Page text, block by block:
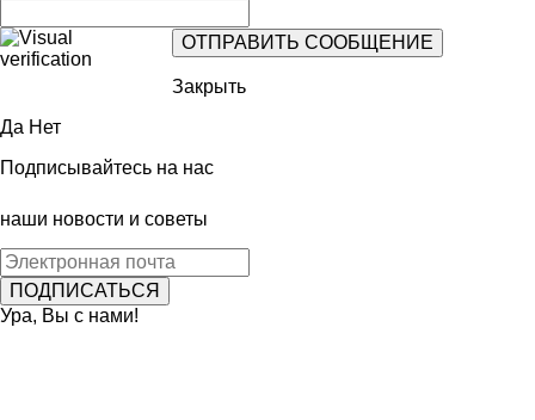
Закрыть
Да Нет
Подписывайтесь на нас
наши новости и советы
Ура, Вы с нами!